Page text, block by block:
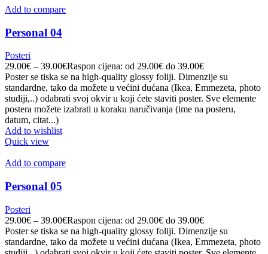
Add to compare
Personal 04
Posteri
29.00€ – 39.00€Raspon cijena: od 29.00€ do 39.00€
Poster se tiska se na high-quality glossy foliji. Dimenzije su
standardne, tako da možete u većini dućana (Ikea, Emmezeta, photo
studiji,..) odabrati svoj okvir u koji ćete staviti poster. Sve elemente
postera možete izabrati u koraku naručivanja (ime na posteru,
datum, citat...)
Add to wishlist
Quick view
Add to compare
Personal 05
Posteri
29.00€ – 39.00€Raspon cijena: od 29.00€ do 39.00€
Poster se tiska se na high-quality glossy foliji. Dimenzije su
standardne, tako da možete u većini dućana (Ikea, Emmezeta, photo